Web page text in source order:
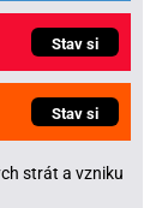
Stav si
Stav si
strát a vzniku